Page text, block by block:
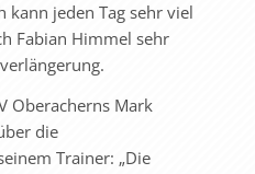
kann jeden Tag sehr viel
Fabian Himmel sehr
Oberacherns Mark
die
Trainer: „Die